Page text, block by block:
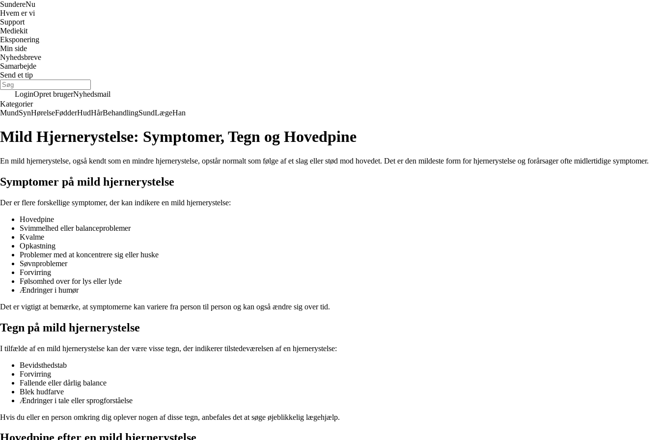
SundereNu
Hvem er vi
Support
Mediekit
Eksponering
Min side
Nyhedsbreve
Samarbejde
Send et tip
LoginOpret brugerNyhedsmail
Kategorier
MundSynHørelseFødderHudHårBehandlingSundLægeHan
Mild Hjernerystelse: Symptomer, Tegn og Hovedpine
En mild hjernerystelse, også kendt som en mindre hjernerystelse, opstår normalt som følge af et slag eller stød mod hovedet. Det er den mildeste form for hjernerystelse og forårsager ofte midlertidige symptomer.
Symptomer på mild hjernerystelse
Der er flere forskellige symptomer, der kan indikere en mild hjernerystelse:
Hovedpine
Svimmelhed eller balanceproblemer
Kvalme
Opkastning
Problemer med at koncentrere sig eller huske
Søvnproblemer
Forvirring
Følsomhed over for lys eller lyde
Ændringer i humør
Det er vigtigt at bemærke, at symptomerne kan variere fra person til person og kan også ændre sig over tid.
Tegn på mild hjernerystelse
I tilfælde af en mild hjernerystelse kan der være visse tegn, der indikerer tilstedeværelsen af ​​en hjernerystelse:
Bevidsthedstab
Forvirring
Fallende eller dårlig balance
Blek hudfarve
Ændringer i tale eller sprogforståelse
Hvis du eller en person omkring dig oplever nogen af ​​disse tegn, anbefales det at søge øjeblikkelig lægehjælp.